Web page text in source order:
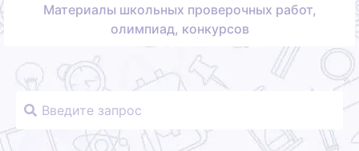
Материалы школьных проверочных работ,
олимпиад, конкурсов